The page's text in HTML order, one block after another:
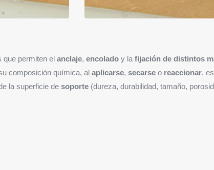
que permiten el anclaje, encolado y la fijación de distintos
composición química, al aplicarse, secarse o reaccionar,
la superficie de soporte (dureza, durabilidad, tamaño,